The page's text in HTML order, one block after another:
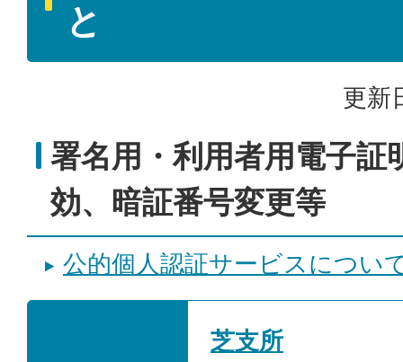
と
更新
署名用・利用者用電子証
効、暗証番号変更等
公的個人認証サービスについ
芝支所